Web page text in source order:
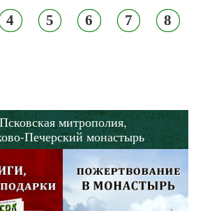
4 5 6 7 8
Псковская митрополия,
Печерский монастырь